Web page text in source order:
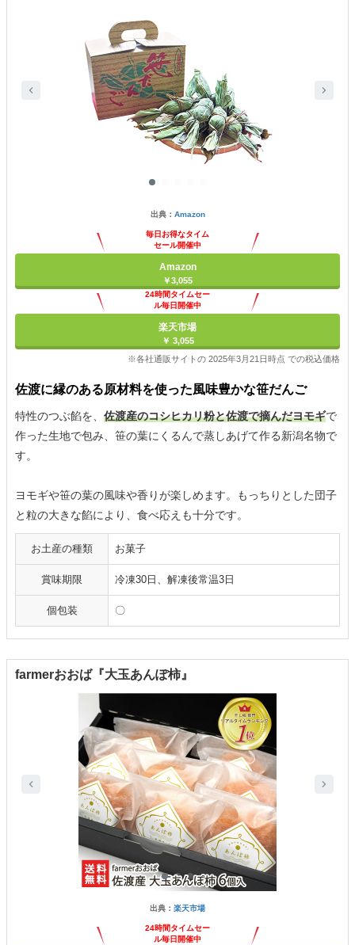
出典： Amazon
毎日お得なタイム
セール開催中
Amazon
￥3,055
24時間タイムセー
ル毎日開催中
楽天市場
￥ 3,055
※各社通販サイトの 2025年3月21日時点 での税込価格
佐渡に縁のある原材料を使った風味豊かな笹だんご
特性のつぶ餡を、 佐渡産のコシヒカリ粉と佐渡で摘んだヨモギで
作った生地で包み、笹の葉にくるんで蒸しあげて作る新潟名物で
す。
ヨモギや笹の葉の風味や香りが楽しめます。もっちりとした団子
と粒の大きな餡により、食べ応えも十分です。
お土産の種類 お菓子
賞味期限 冷凍30日、解凍後常温3日
個包装 〇
farmerおおば『大玉あんぽ柿』
出典： 楽天市場
24時間タイムセー
ル毎日開催中